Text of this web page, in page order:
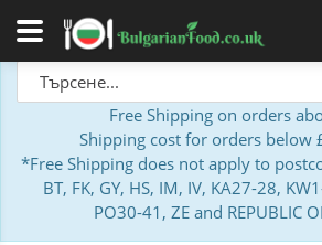
Free Shipping on orders
Shipping cost for orders below
*Free Shipping does not apply to
BT, FK, GY, HS, IM, IV, KA27-28,
PO30-41, ZE and REPUBLIC